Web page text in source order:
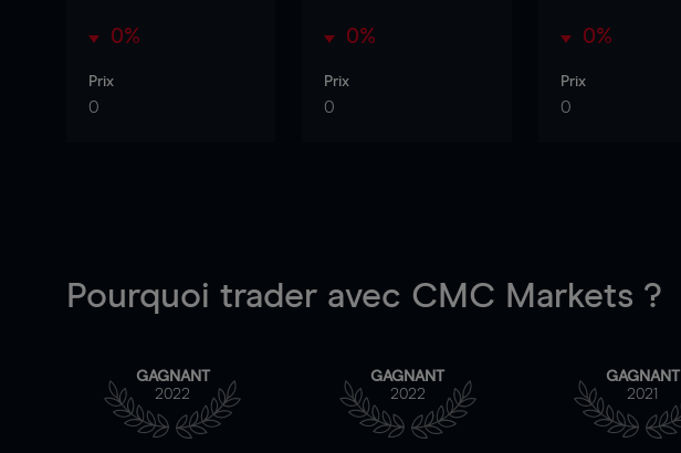
0%
Prix
0
0%
Prix
0
0%
Prix
0
Pourquoi trader avec CMC Markets ?
GAGNANT
2022
GAGNANT
2022
GAGNANT
2021